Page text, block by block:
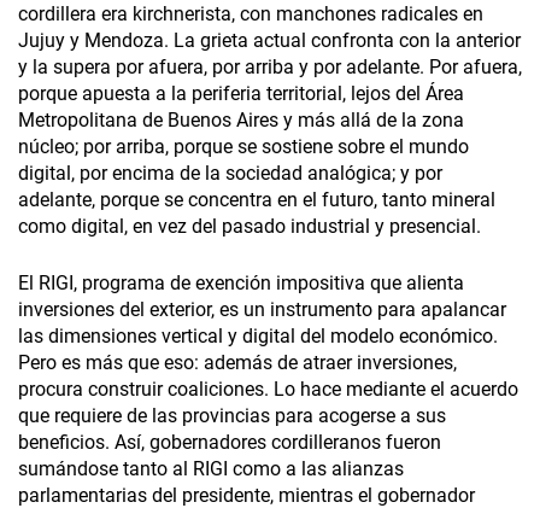
cordillera era kirchnerista, con manchones radicales en
Jujuy y Mendoza. La grieta actual confronta con la anterior
y la supera por afuera, por arriba y por adelante. Por afuera,
porque apuesta a la periferia territorial, lejos del Área
Metropolitana de Buenos Aires y más allá de la zona
núcleo; por arriba, porque se sostiene sobre el mundo
digital, por encima de la sociedad analógica; y por
adelante, porque se concentra en el futuro, tanto mineral
como digital, en vez del pasado industrial y presencial.
El RIGI, programa de exención impositiva que alienta
inversiones del exterior, es un instrumento para apalancar
las dimensiones vertical y digital del modelo económico.
Pero es más que eso: además de atraer inversiones,
procura construir coaliciones. Lo hace mediante el acuerdo
que requiere de las provincias para acogerse a sus
beneficios. Así, gobernadores cordilleranos fueron
sumándose tanto al RIGI como a las alianzas
parlamentarias del presidente, mientras el gobernador